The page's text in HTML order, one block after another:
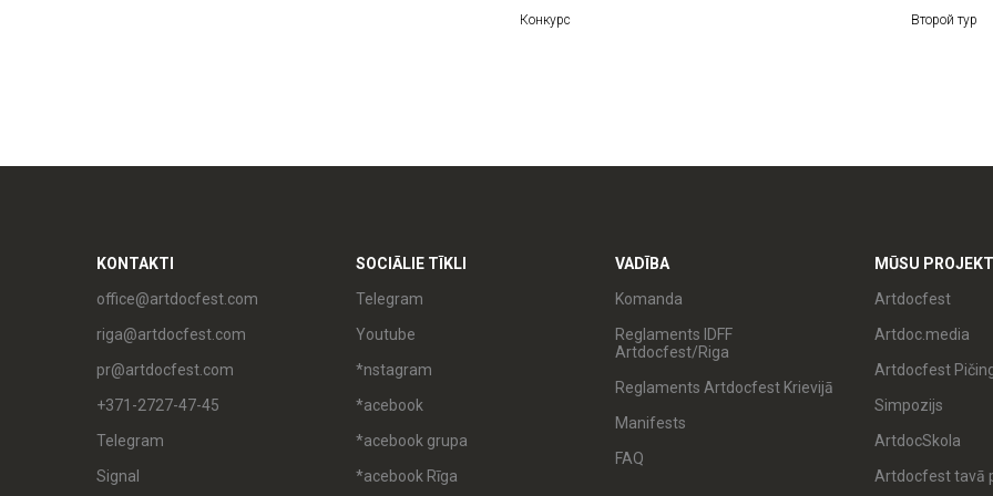
Конкурс
Второй тур
KONTAKTI
office@artdocfest.com
riga@artdocfest.com
pr@artdocfest.com
+371-2727-47-45
Telegram
Signal
SOCIĀLIE TĪKLI
Telegram
Youtube
*nstagram
*acebook
*acebook grupa
*acebook Rīga
VADĪBA
Komanda
Reglaments IDFF
Artdocfest/Riga
Reglaments Artdocfest Krievijā
Manifests
FAQ
MŪSU PROJEKTI
Artdocfest
Artdoc.media
Artdocfest
Simpozijs
ArtdocSkola
Artdocfest tavā